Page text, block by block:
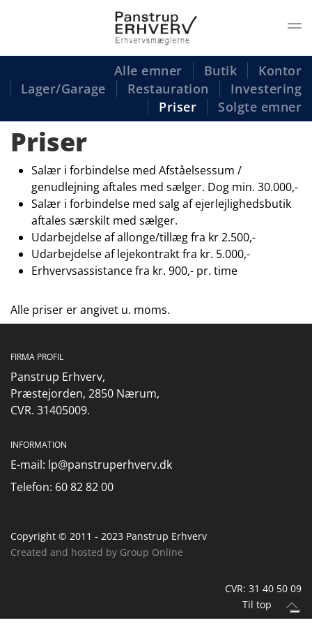
Gå til hovedindhold
Alle emner Butik
Kontor
Lager/Garage
Restauration
Investering
Priser
Solgte emner
Priser
Salær i forbindelse med Afståelsessum /
genudlejning aftales med sælger. Dog min. 30.000,-
Salær i forbindelse med salg af ejerlejlighedsbutik
aftales særskilt med sælger.
Udarbejdelse af allonge/tillæg fra kr 2.500,-
Udarbejdelse af lejekontrakt fra kr. 5.000,-
Erhvervsassistance fra kr. 900,- pr. time
Alle priser er angivet u. moms.
FIRMA PROFIL
Panstrup Erhverv,
Præstejorden, 2850 Nærum,
CVR. 31405009.
INFORMATION
E-mail: lp@panstruperhverv.dk
Telefon: 60 82 82 00
Copyright © 2011 - 2023 Panstrup Erhverv
Created and hosted by Group Online
CVR: 31 40 50 09
Til top